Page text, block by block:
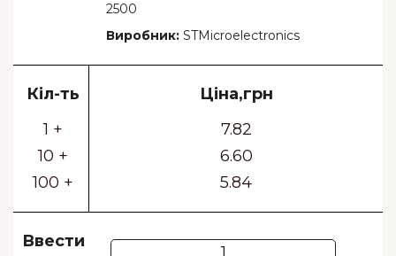
2500
Виробник: STMicroelectronics
Кіл-ть
1 +
10 +
100 +
Ціна,грн
7.82
6.60
5.84
Ввести